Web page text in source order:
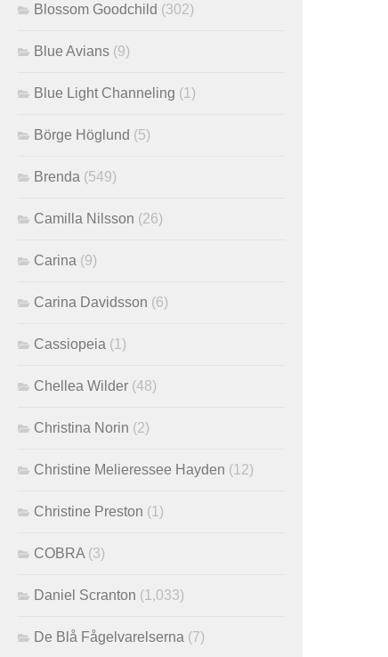
Blossom Goodchild (302)
Blue Avians (9)
Blue Light Channeling (1)
Börge Höglund (5)
Brenda (549)
Camilla Nilsson (26)
Carina (9)
Carina Davidsson (6)
Cassiopeia (1)
Chellea Wilder (48)
Christina Norin (2)
Christine Melieressee Hayden (12)
Christine Preston (1)
COBRA (3)
Daniel Scranton (1,033)
De Blå Fågelvarelserna (7)